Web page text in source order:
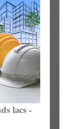
lacs -